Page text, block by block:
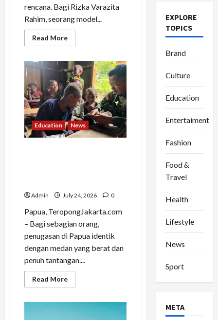
rencana. Bagi Rizka Varazita
Rahim, seorang model...
Read MoreRead
more
Dunia
Modeling
ke
Barak
Militer,
Rizka
Varazita
Rahim
Buktikan
Diri
Lewat
Latsarmil
Education News
Admin July 24, 2026 0
Papua, TeropongJakarta.com
– Bagi sebagian orang,
penugasan di Papua identik
dengan medan yang berat dan
penuh tantangan....
Read MoreRead
more
Menjaga
EXPLORE
TOPICS
Brand
Culture
Education
Entertaiment
Fashion
Food &
Travel
Health
Lifestyle
News
Sport
META